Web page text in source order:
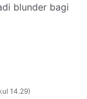
blunder bagi
14.29